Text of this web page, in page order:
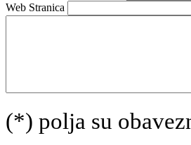
Web Stranica
(*) polja su